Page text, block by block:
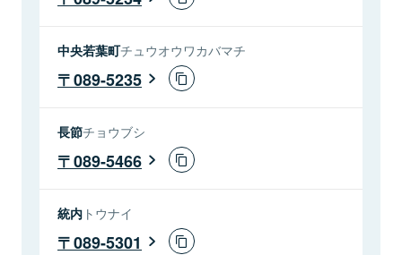
中央若葉町チュウオウワカバマチ
089-5235
長節チョウブシ
089-5466
統内 トウナイ
089-5301